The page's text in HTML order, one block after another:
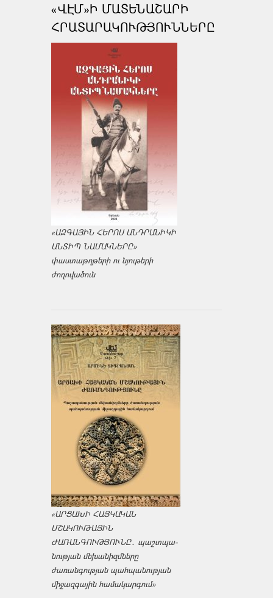
«ՎԷՄ»Ի ՄԱՏԵՆԱՇԱՐԻ
ՀՐԱՏԱՐԱԿՈՒԹՅՈՒՆՆԵՐԸ
«ԱԶԳԱՅԻՆ ՀԵՐՈՍ ԱՆԴՐԱՆԻԿԻ
ԱՆՏԻՊ ՆԱՄԱԿՆԵՐԸ»
փաստաթղթերի ու նյութերի
ժողովածուն
«ԱՐՑԱԽԻ ՀԱՅԿԱԿԱՆ
ՄՇԱԿՈՒԹԱՅԻՆ
ԺԱՌԱՆԳՈՒԹՅՈՒՆԸ․ պաշտպա­
նության մեխանիզմները
ժառանգության պահպանության
միջազ­գային համակարգում»